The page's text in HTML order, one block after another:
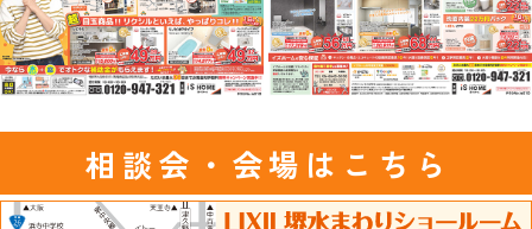
相談会・会場はこちら